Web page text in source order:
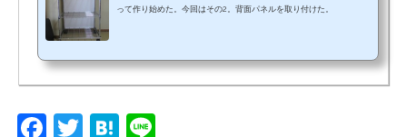
って作り始めた。今回はその2。背面パネルを取り付けた。
F
T
H